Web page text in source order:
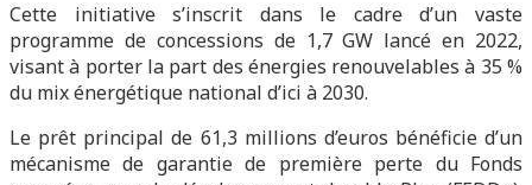
Cette initiative s’inscrit dans le cadre d’un vaste
programme de concessions de 1,7 GW lancé en 2022,
visant à porter la part des énergies renouvelables à 35 %
du mix énergétique national d’ici à 2030.
Le prêt principal de 61,3 millions d’euros bénéficie d’un
mécanisme de garantie de première perte du Fonds